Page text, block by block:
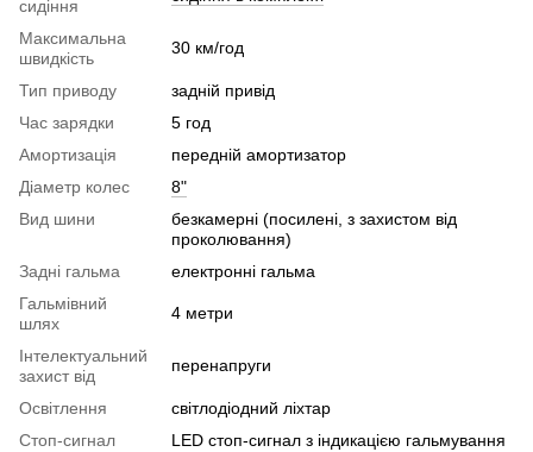
сидіння
Максимальна
швидкість
30 км/год
Тип приводу
задній привід
Час зарядки
5 год
Амортизація
передній амортизатор
Діаметр колес
8"
Вид шини
безкамерні (посилені, з захистом від
проколювання)
Задні гальма
електронні гальма
Гальмівний
шлях
4 метри
Інтелектуальний
захист від
перенапруги
Освітлення
світлодіодний ліхтар
Стоп-сигнал
LED стоп-сигнал з індикацією гальмування